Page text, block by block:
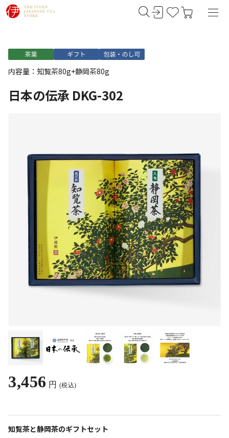
内容量：知覧茶80g+静岡茶80g
日本の伝承 DKG-302
知覧茶と静岡茶のギフトセット
3,456 円 (税込)